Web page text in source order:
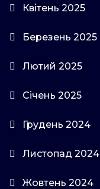
Квітень 2025
Березень 2025
Лютий 2025
Січень 2025
Грудень 2024
Листопад 2024
Жовтень 2024